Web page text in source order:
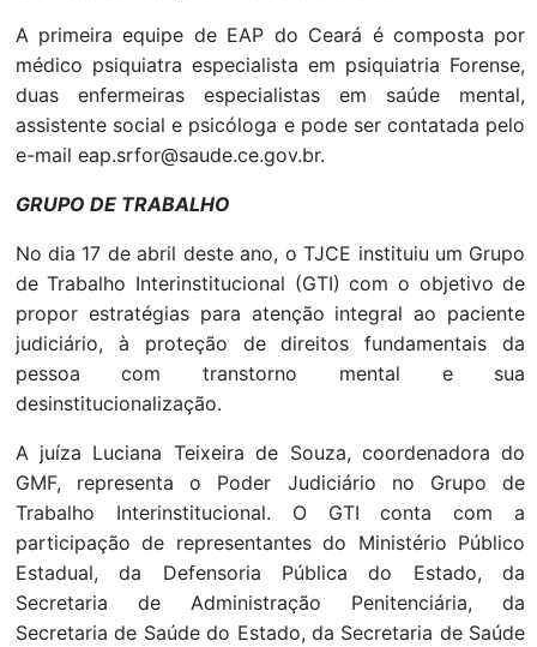
A primeira equipe de EAP do Ceará é composta por
médico psiquiatra especialista em psiquiatria Forense,
duas enfermeiras especialistas em saúde mental,
assistente social e psicóloga e pode ser contatada pelo
e-mail eap.srfor@saude.ce.gov.br.
GRUPO DE TRABALHO
No dia 17 de abril deste ano, o TJCE instituiu um Grupo
de Trabalho Interinstitucional (GTI) com o objetivo de
propor estratégias para atenção integral ao paciente
judiciário, à proteção de direitos fundamentais da
pessoa com transtorno mental e sua
desinstitucionalização.
A juíza Luciana Teixeira de Souza, coordenadora do
GMF, representa o Poder Judiciário no Grupo de
Trabalho Interinstitucional. O GTI conta com a
participação de representantes do Ministério Público
Estadual, da Defensoria Pública do Estado, da
Secretaria de Administração Penitenciária, da
Secretaria de Saúde do Estado, da Secretaria de Saúde